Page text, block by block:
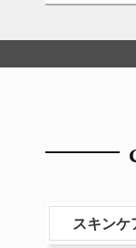
スキンケ